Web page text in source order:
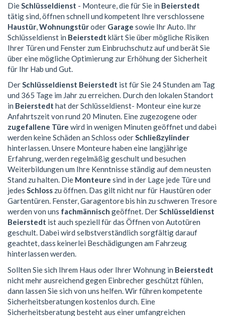
DieSchlüsseldienst - Monteure, die für Sie in Beierstedt
tätig sind, öffnen schnell und kompetent Ihre verschlossene
Haustür,Wohnungstüroder Garage sowie Ihr Auto. Ihr
Schlüsseldienst in Beierstedt klärt Sie über mögliche Risiken
Ihrer Türen und Fenster zum Einbruchschutz auf und berät Sie
über eine mögliche Optimierung zur Erhöhung der Sicherheit
für Ihr Hab und Gut.
DerSchlüsseldienst Beierstedt ist für Sie 24 Stunden am Tag
und 365 Tage im Jahr zu erreichen. Durch den lokalen Standort
in Beierstedt hat der Schlüsseldienst- Monteur eine kurze
Anfahrtszeit von rund 20 Minuten. Eine zugezogene oder
zugefallene Türe wird in wenigen Minuten geöffnet und dabei
werden keine Schäden an Schloss oderSchließzylinder
hinterlassen. Unsere Monteure haben eine langjährige
Erfahrung, werden regelmäßig geschult und besuchen
Weiterbildungen um Ihre Kenntnisse ständig auf dem neusten
Stand zu halten. Die Monteure sind in der Lage jede Türe und
jedes Schloss zu öffnen. Das gilt nicht nur für Haustüren oder
Gartentüren. Fenster, Garagentore bis hin zu schweren Tresore
werden von uns fachmännisch geöffnet. DerSchlüsseldienst
Beierstedt ist auch speziell für das Öffnen von Autotüren
geschult. Dabei wird selbstverständlich sorgfältig darauf
geachtet, dass keinerlei Beschädigungen am Fahrzeug
hinterlassen werden.
Sollten Sie sich Ihrem Haus oder Ihrer Wohnung in Beierstedt
nicht mehr ausreichend gegen Einbrecher geschützt fühlen,
dann lassen Sie sich von uns helfen. Wir führen kompetente
Sicherheitsberatungen kostenlos durch. Eine
Sicherheitsberatung besteht aus einer umfangreichen